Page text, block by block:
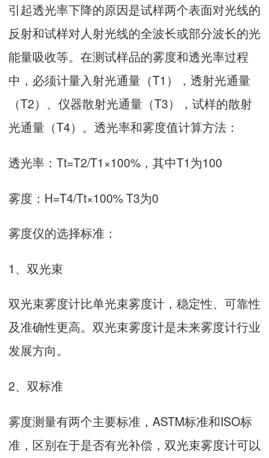
引起透光率下降的原因是试样两个表面对光线的
反射和试样对人射光线的全波长或部分波长的光
能量吸收等。在测试样品的雾度和透光率过程
中，必须计量入射光通量（T1），透射光通量
（T2）、仪器散射光通量（T3），试样的散射
光通量（T4）。透光率和雾度值计算方法：
透光率：Tt=T2/T1×100%，其中T1为100
雾度：H=T4/Tt×100% T3为0
雾度仪的选择标准：
1、双光束
双光束雾度计比单光束雾度计，稳定性、可靠性
及准确性更高。双光束雾度计是未来雾度计行业
发展方向。
2、双标准
雾度测量有两个主要标准，ASTM标准和ISO标
准，区别在于是否有光补偿，双光束雾度计可以